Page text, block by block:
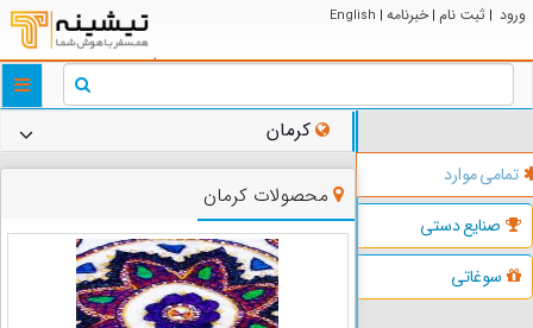
ورود | ثبت نام | خبرنامه |
English
تمامی موارد
صنایع دستی
سوغاتی
کرمان
محصولات کرمان